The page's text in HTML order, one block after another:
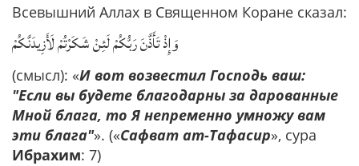
Всевышний Аллах в Священном Коране сказал:
وَإِذْ تَأَذَّنَ رَبُّكُمْ لَئِنْ شَكَرْتُمْ لَأَزِيدَنَّكُمْ
(смысл): «И вот возвестил Господь ваш:
"Если вы будете благодарны за дарованные
Мной блага, то Я непременно умножу вам
эти блага"». («Сафват ат-Тафасир», сура
Ибрахим: 7)